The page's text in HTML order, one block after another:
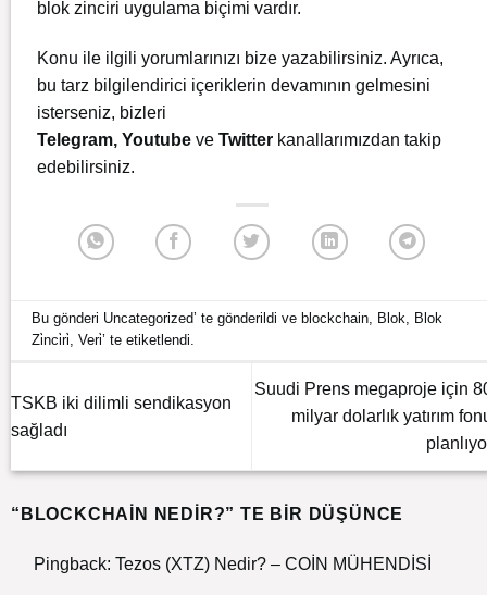
blok zinciri uygulama biçimi vardır.
Konu ile ilgili yorumlarınızı bize yazabilirsiniz. Ayrıca,
bu tarz bilgilendirici içeriklerin devamının gelmesini
isterseniz, bizleri
Telegram, Youtube ve Twitter kanallarımızdan takip
edebilirsiniz.
Bu gönderi Uncategorized’ te gönderildi ve blockchain, Blok, Blok
Zi̇nci̇ri̇,Veri̇’ te etiketlendi.
TSKB iki dilimli sendikasyon
sağladı
Suudi Prens megaproje için
milyar dolarlık yatırım
“ BLOCKCHAIN NEDIR?” TE BIR DÜŞÜNCE
Pingback: Tezos (XTZ) Nedir? – COİN MÜHENDİSİ